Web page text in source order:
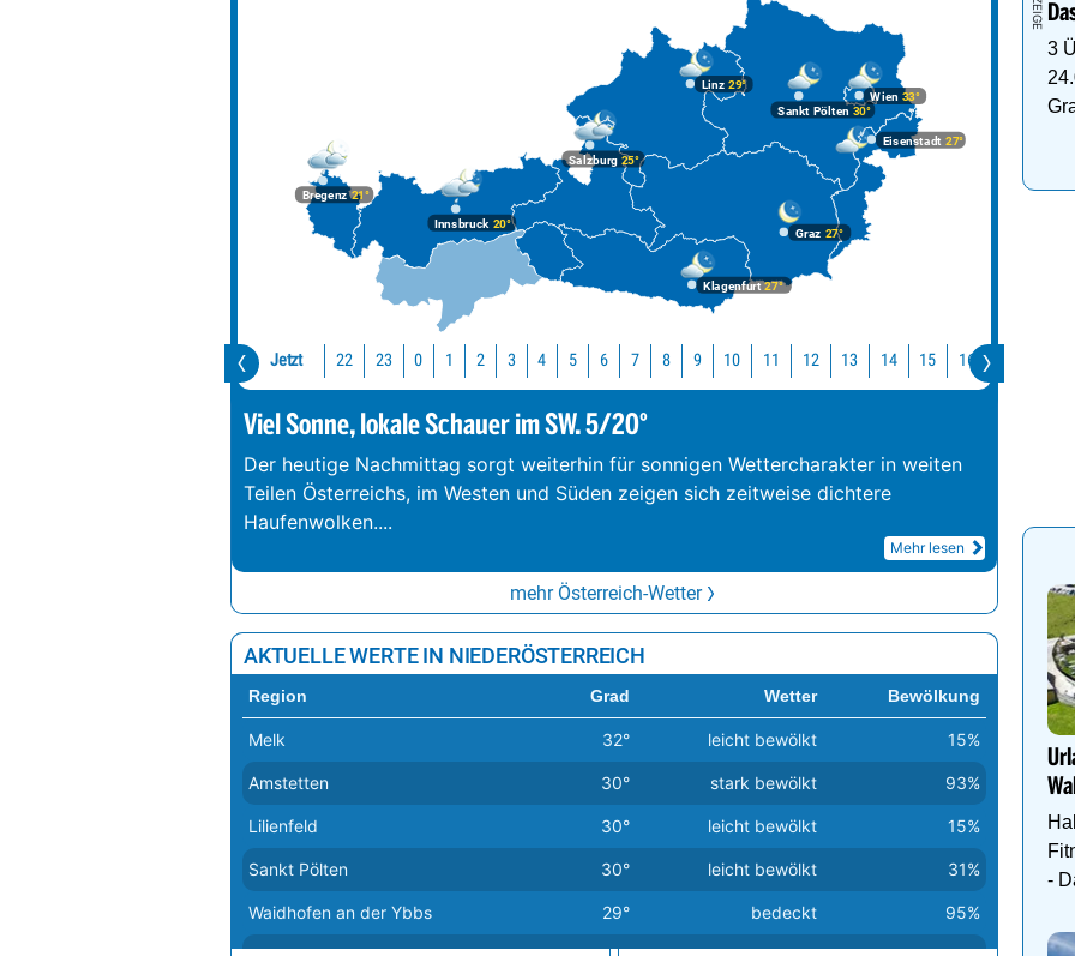
Bregenz21°
Graz 27°
Innsbruck20°
Klagenfurt27°
Linz 29°
Salzburg25°
Wien 33°
Eisenstadt 27°
Sankt Pölten 30°
Jetzt 22 23 0 1 2 3 4 5 6 7 8 9 10 11 12 13 14 15 16
Viel Sonne, lokale Schauer im SW. 5/20°
Der heutige Nachmittag sorgt weiterhin für sonnigen Wettercharakter in weiten
Teilen Österreichs, im Westen und Süden zeigen sich zeitweise dichtere
Haufenwolken....
Mehr lesen
mehr Österreich-Wetter
AKTUELLE WERTE IN NIEDERÖSTERREICH
Region Grad Wetter Bewölkung
Melk 32° leicht bewölkt 15%
Amstetten 30° stark bewölkt 93%
Lilienfeld 30° leicht bewölkt 15%
Sankt Pölten 30° leicht bewölkt 31%
Waidhofen an der Ybbs 29° bedeckt 95%
3
-